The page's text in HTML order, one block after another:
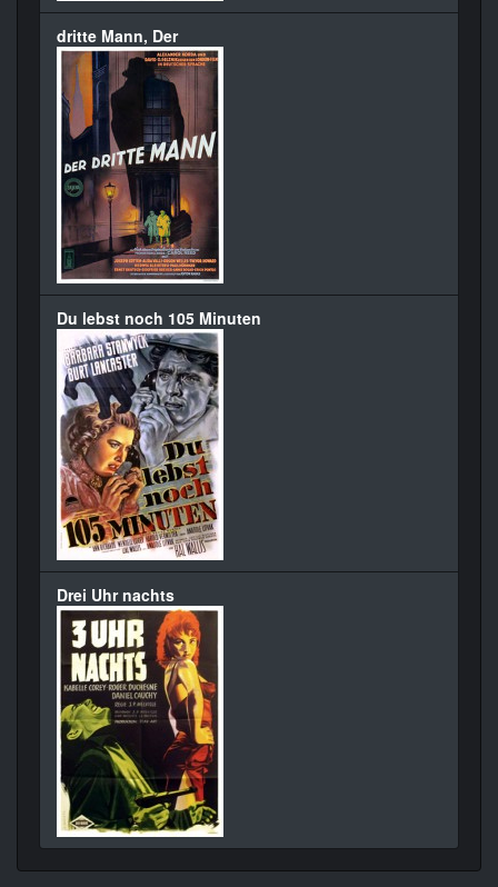
dritte Mann, Der
Du lebst noch 105 Minuten
Drei Uhr nachts